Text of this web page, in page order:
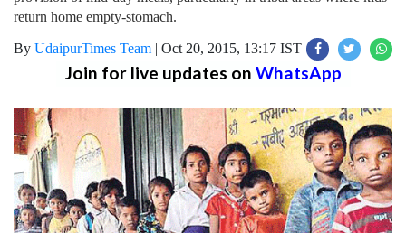
return home empty-stomach.
By UdaipurTimes Team | Oct 20, 2015, 13:17 IST
Join for live updates on WhatsApp